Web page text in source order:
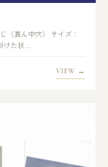
（真ん中穴） サイズ：
た状…
VIEW →